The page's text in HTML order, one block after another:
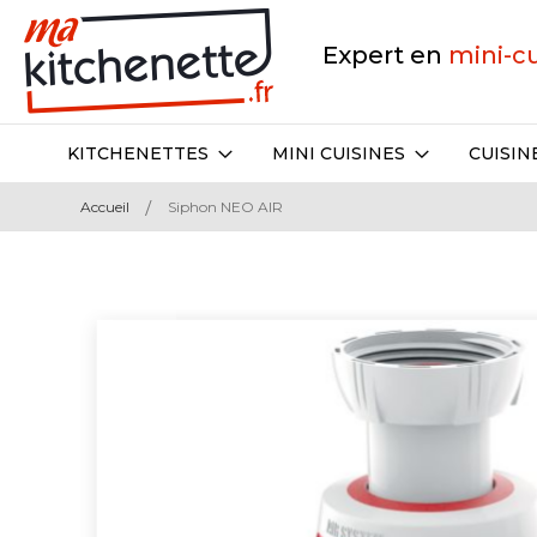
Expert en mini-
KITCHENETTES MINI CUISINES
Accueil Siphon NEO AIR